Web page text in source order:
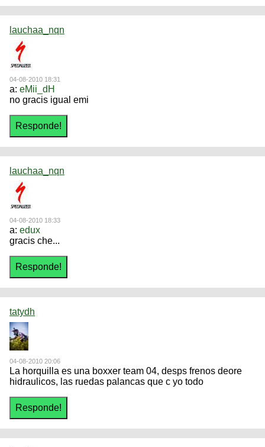
lauchaa_nqn
04-08-2010 18:31
a: eMii_dH
no gracis igual emi
lauchaa_nqn
04-08-2010 18:33
a: edux
gracis che...
tatydh
04-08-2010 20:06
La horquilla es una boxxer team 04, desps frenos deore
hidraulicos, las ruedas palancas que c yo todo